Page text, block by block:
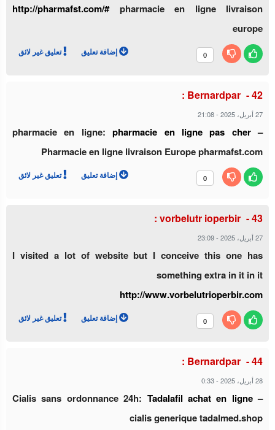
http://pharmafst.com/#pharmacie en ligne livraison
europe
0 إضافة تعليق تعليق غير لائق
Bernardpar :
27 أبريل، 2025 -
21:08
pharmacie en ligne:pharmacie en ligne pas cher–
Pharmacie en ligne livraison Europe pharmafst.com
0 إضافة تعليق تعليق غير لائق
vorbelutr ioperbir :
27 أبريل، 2025 -
23:09
I visited a lot of website but I conceive this one has
something extra in it in it
http://www.vorbelutrioperbir.com
0 إضافة تعليق تعليق غير لائق
Bernardpar :
28 أبريل، 2025 -
0:33
Cialis sans ordonnance 24h: Tadalafil achat en ligne–
cialis generique tadalmed.shop